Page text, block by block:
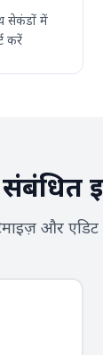
सेकंडों में
करें
संबंधित
और